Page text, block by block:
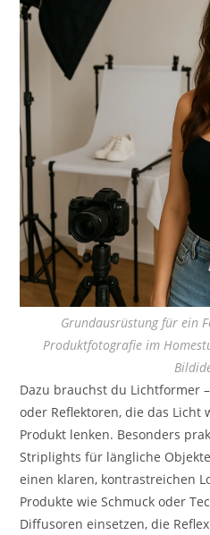
Grundausrüstung für ein
Produktfotografie im
Dazu brauchst du Lichtformer
oder Reflektoren, die das Licht
Produkt lenken. Besonders
Striplights für längliche
einen klaren, kontrastreichen
Produkte wie Schmuck oder
Diffusoren einsetzen, die